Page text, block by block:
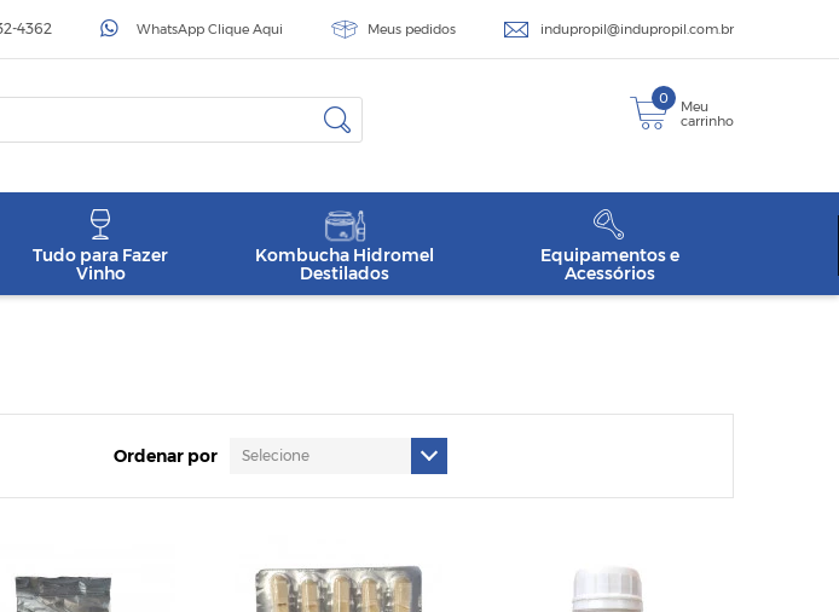
4362 WhatsApp Clique Aqui Meus pedidos indupropil@indupropil.com.br
0
Meu
carrinho
Tudo para Fazer
Vinho
Kombucha Hidromel
Destilados
Equipamentos e
Acessórios
Ordenar por